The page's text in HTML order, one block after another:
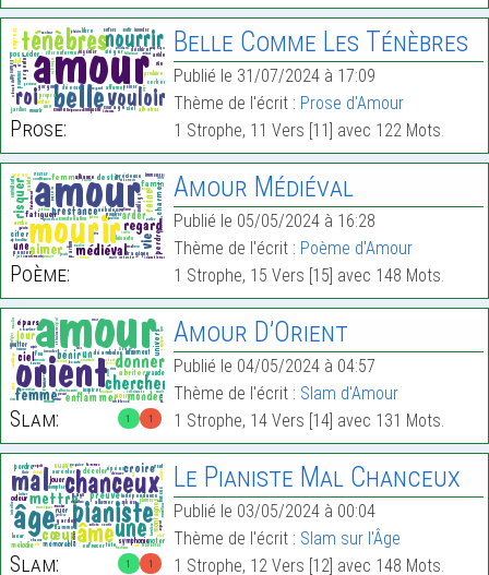
Prose:
Belle Comme Les Ténèbres
Publié le 31/07/2024 à 17:09
Thème de l'écrit : Prose d'Amour
1 Strophe, 11 Vers [11] avec 122 Mots.
Poème:
Amour Médiéval
Publié le 05/05/2024 à 16:28
Thème de l'écrit : Poème d'Amour
1 Strophe, 15 Vers [15] avec 148 Mots.
1 1
Slam:
Amour D’Orient
Publié le 04/05/2024 à 04:57
Thème de l'écrit : Slam d'Amour
1 Strophe, 14 Vers [14] avec 131 Mots.
1 1
Slam:
Le Pianiste Mal Chanceux
Publié le 03/05/2024 à 00:04
Thème de l'écrit : Slam sur l'Âge
1 Strophe, 12 Vers [12] avec 148 Mots.